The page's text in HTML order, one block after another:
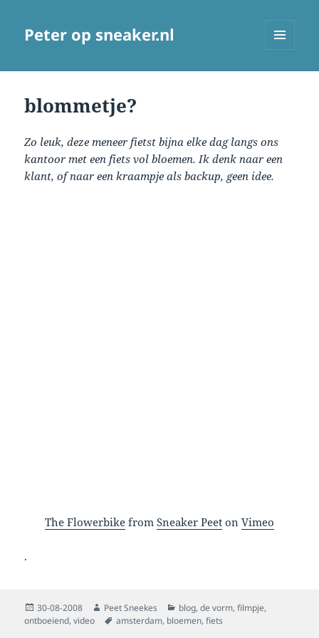
Peter op sneaker.nl
blommetje?
Zo leuk, deze meneer fietst bijna elke dag langs ons
kantoor met een fiets vol bloemen. Ik denk naar een
klant, of naar een kraampje als backup, geen idee.
The Flowerbike from Sneaker Peet on Vimeo
.
Posted
on
30-08-2008 Author
Peet Sneekes Categories
blog,de vorm,filmpje,
ontboeiend,video Tags
amsterdam, bloemen,fiets